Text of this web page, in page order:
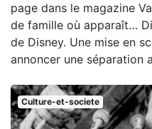
page dans le magazine
de famille où apparaît…
de Disney. Une mise en
annoncer une séparation
Culture-et-societe